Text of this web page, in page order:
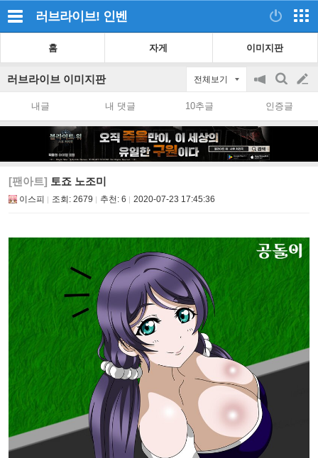
러브라이브! 인벤
홈 자게 이미지판
러브라이브 이미지판 전체보기
공
on/off
검
색
글
쓰
내글 내 댓글 10추글 인증글
[팬아트] 토죠 노조미
이스피 조회: 2679 추천: 6 2020-07-23 17:45:36